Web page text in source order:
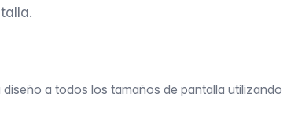
a todos los tamaños de pantalla utilizando